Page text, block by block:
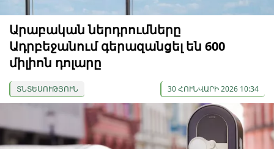
Արաբական ներդրումները
Ադրբեջանում գերազանցել են 600
միլիոն դոլարը
ՏՆՏԵՍՈՒԹՅՈՒՆ 30 ՀՈՒՆՎԱՐԻ 2026 10:34